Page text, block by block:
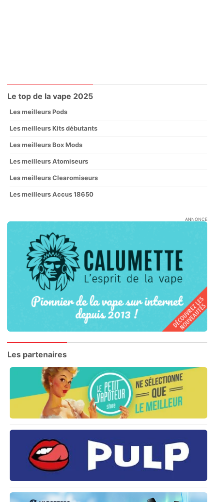
Le top de la vape 2025
Les meilleurs Pods
Les meilleurs Kits débutants
Les meilleurs Box Mods
Les meilleurs Atomiseurs
Les meilleurs Clearomiseurs
Les meilleurs Accus 18650
ANNONCE
Les partenaires